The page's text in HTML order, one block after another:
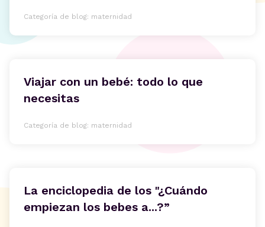
Categoría de blog: maternidad
Viajar con un bebé: todo lo que
necesitas
Categoría de blog: maternidad
La enciclopedia de los "¿Cuándo
empiezan los bebes a...?”